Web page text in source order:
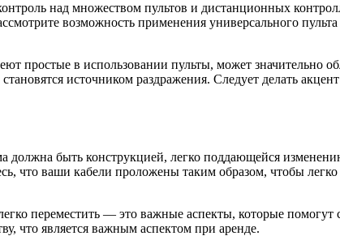
над множеством пультов и дистанционных
возможность применения универсального
простые в использовании пульты, может значительно
источником раздражения. Следует делать
должна быть конструкцией, легко поддающейся
что ваши кабели проложены таким образом, чтобы
переместить — это важные аспекты, которые
что является важным аспектом при аренде.